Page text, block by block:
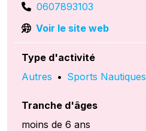
0607893103
Voir le site web
Type d'activité
Autres • Sports Nautiques
Tranche d'âges
moins de 6 ans